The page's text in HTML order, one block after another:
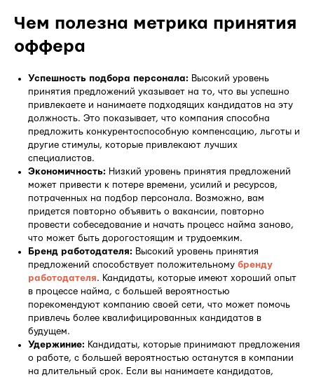
Чем полезна метрика принятия
оффера
Успешность подбора персонала: Высокий уровень
принятия предложений указывает на то, что вы успешно
привлекаете и нанимаете подходящих кандидатов на эту
должность. Это показывает, что компания способна
предложить конкурентоспособную компенсацию, льготы и
другие стимулы, которые привлекают лучших
специалистов.
Экономичность: Низкий уровень принятия предложений
может привести к потере времени, усилий и ресурсов,
потраченных на подбор персонала. Возможно, вам
придется повторно объявить о вакансии, повторно
провести собеседование и начать процесс найма заново,
что может быть дорогостоящим и трудоемким.
Бренд работодателя: Высокий уровень принятия
предложений способствует положительному бренду
работодателя. Кандидаты, которые имеют хороший опыт
в процессе найма, с большей вероятностью
порекомендуют компанию своей сети, что может помочь
привлечь более квалифицированных кандидатов в
будущем.
Удержиние: Кандидаты, которые принимают предложения
о работе, с большей вероятностью останутся в компании
на длительный срок. Если вы нанимаете кандидатов,